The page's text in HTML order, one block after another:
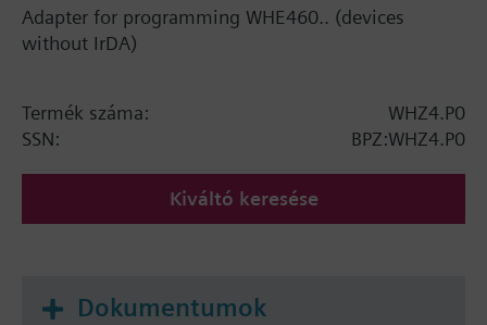
Adapter for programming WHE460.. (devices
without IrDA)
Termék száma:
WHZ4.P0
SSN:
BPZ:WHZ4.P0
Kiváltó keresése
Dokumentumok